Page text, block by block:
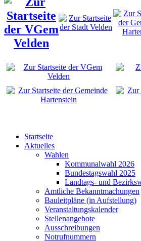
Startseite
Aktuelles
Wahlen
Kommunalwahl 2026
Bundestagswahl 2025
Landtags- und
Amtliche Bekanntmachungen
Bauleitpläne (in Aufstellung)
Veranstaltungskalender
Stellenangebote
Ausschreibungen
Notrufnummern